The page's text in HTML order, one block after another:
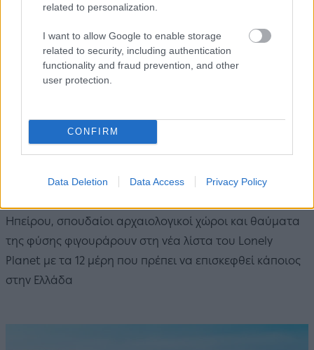
related to personalization.
I want to allow Google to enable storage
related to security, including authentication
functionality and fraud prevention, and other
user protection.
CONFIRM
Data Deletion Data Access Privacy Policy
Lonely Planet: Τα 12 μέρη που
πρέπει να επισκεφθείτε στην
Ηπείρου, σπουδαίοι αρχαιολογικοί χώροι και θαύματα
της φύσης φιγουράρουν στη νέα λίστα του Lonely
Planet με τα 12 μέρη που πρέπει να επισκεφθεί κάποιος
στην Ελλάδα